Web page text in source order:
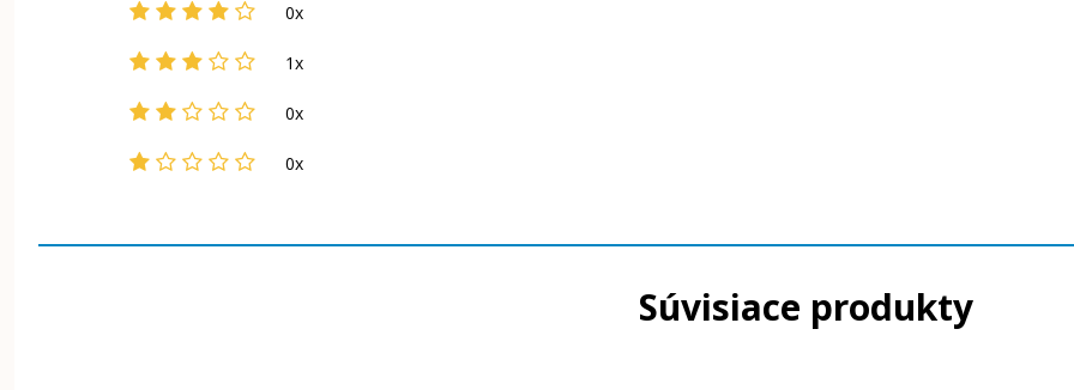
0x
1x
0x
0x
Súvisiace produkty